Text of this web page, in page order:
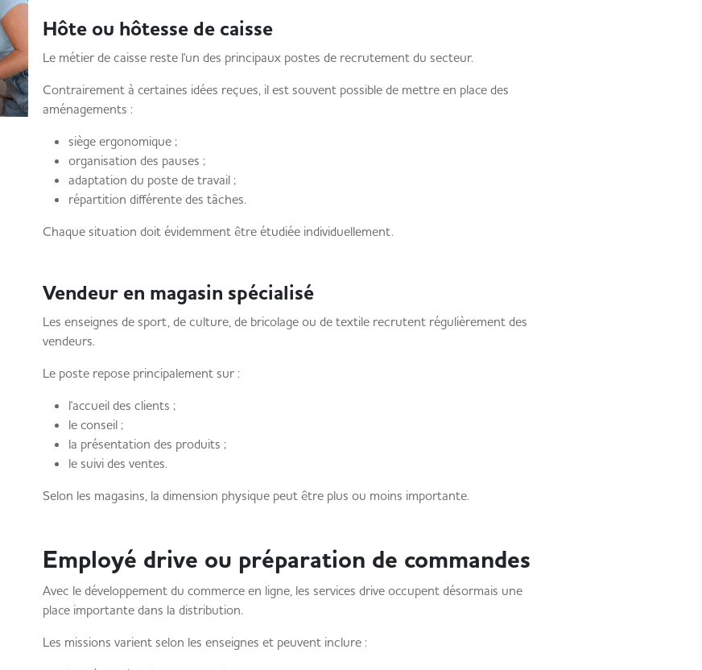
Hôte ou hôtesse de caisse
Le métier de caisse reste l'un des principaux postes de recrutement du secteur.
Contrairement à certaines idées reçues, il est souvent possible de mettre en place des
aménagements :
siège ergonomique ;
organisation des pauses ;
adaptation du poste de travail ;
répartition différente des tâches.
Chaque situation doit évidemment être étudiée individuellement.
Vendeur en magasin spécialisé
Les enseignes de sport, de culture, de bricolage ou de textile recrutent régulièrement des
vendeurs.
Le poste repose principalement sur :
l'accueil des clients ;
le conseil ;
la présentation des produits ;
le suivi des ventes.
Selon les magasins, la dimension physique peut être plus ou moins importante.
Employé drive ou préparation de commandes
Avec le développement du commerce en ligne, les services drive occupent désormais une
place importante dans la distribution.
Les missions varient selon les enseignes et peuvent inclure :